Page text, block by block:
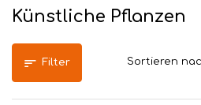
Künstliche Pflanzen
Filter Sortieren